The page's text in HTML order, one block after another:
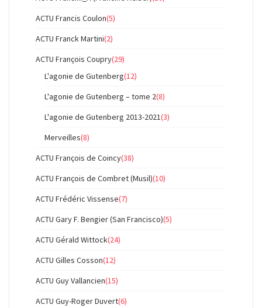
ACTU Francis Coulon(5)
ACTU Franck Martini(2)
ACTU François Coupry(29)
L'agonie de Gutenberg(12)
L'agonie de Gutenberg – tome 2(8)
L'agonie de Gutenberg 2013-2021(3)
Merveilles(8)
ACTU François de Coincy(38)
ACTU François de Combret (Musil)(10)
ACTU Frédéric Vissense(7)
ACTU Gary F. Bengier (San Francisco)(5)
ACTU Gérald Wittock(24)
ACTU Gilles Cosson(12)
ACTU Guy Vallancien(15)
ACTU Guy-Roger Duvert(6)